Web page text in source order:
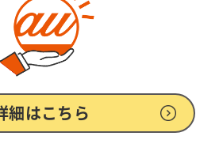
細はこちら